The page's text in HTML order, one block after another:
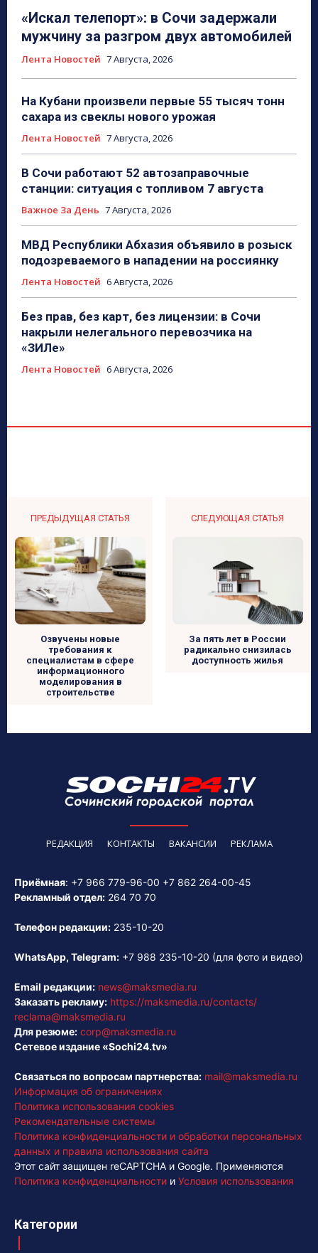
«Искал телепорт»: в Сочи задержали
мужчину за разгром двух автомобилей
Лента Новостей 7 Августа, 2026
На Кубани произвели первые 55 тысяч тонн
сахара из свеклы нового урожая
Лента Новостей 7 Августа, 2026
В Сочи работают 52 автозаправочные
станции: ситуация с топливом 7 августа
Важное За День 7 Августа, 2026
МВД Республики Абхазия объявило в розыск
подозреваемого в нападении на россиянку
Лента Новостей 6 Августа, 2026
Без прав, без карт, без лицензии: в Сочи
накрыли нелегального перевозчика на
«ЗИЛе»
Лента Новостей 6 Августа, 2026
ПРЕДЫДУЩАЯ СТАТЬЯ
Озвучены новые
требования к
специалистам в сфере
информационного
моделирования в
строительстве
СЛЕДУЮЩАЯ СТАТЬЯ
За пять лет в России
радикально снизилась
доступность жилья
РЕДАКЦИЯ КОНТАКТЫ ВАКАНСИИ РЕКЛАМА
Приёмная: +7 966 779-96-00 +7 862 264-00-45
Рекламный отдел: 264 70 70
Телефон редакции: 235-10-20
WhatsApp, Telegram: +7 988 235-10-20 (для фото и видео)
Email редакции: news@maksmedia.ru
Заказать рекламу: https://maksmedia.ru/contacts/
reclama@maksmedia.ru
Для резюме: corp@maksmedia.ru
Сетевое издание «Sochi24.tv»
Связаться по вопросам партнерства: mail@maksmedia.ru
Информация об ограничениях
Политика использования cookies
Рекомендательные системы
Политика конфиденциальности и обработки персональных
данных и правила использования сайта
Этот сайт защищен reCAPTCHA и Google. Применяются
Политика конфиденциальности и Условия использования
Категории